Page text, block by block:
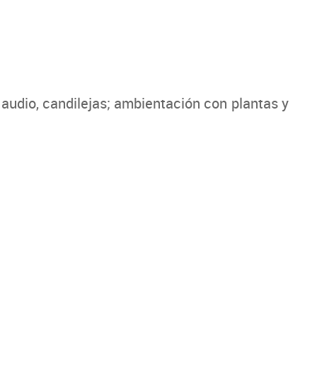
candilejas; ambientación con plantas y